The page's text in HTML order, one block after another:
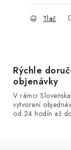
Tlač
Rýchle
objenávky
V rámci
vytvorení
od 24 hodín až